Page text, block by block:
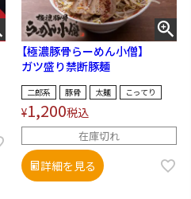
【極濃豚骨らーめん小僧】
ガツ盛り禁断豚麺
二郎系 豚骨 太麺 こってり
¥1,200税込
在庫切れ
詳細を見る